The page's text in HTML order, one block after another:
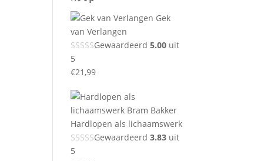
Gek
van Verlangen
Gewaardeerd5.00 uit
5
€21,99
Hardlopen als lichaamswerk
Gewaardeerd3.83 uit
5